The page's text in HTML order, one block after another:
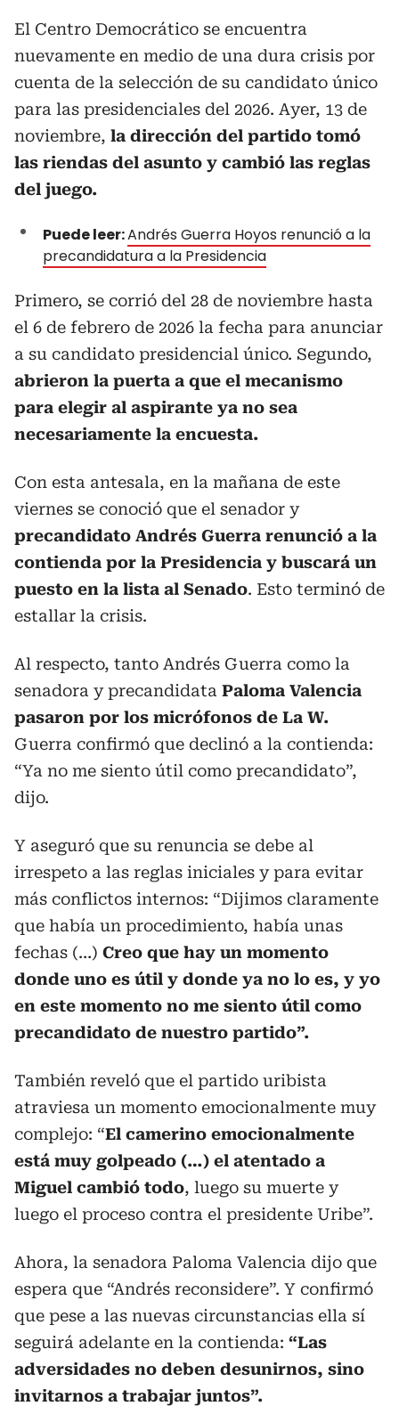
El Centro Democrático se encuentra
nuevamente en medio de una dura crisis por
cuenta de la selección de su candidato único
para las presidenciales del 2026. Ayer, 13 de
noviembre, la dirección del partido tomó
las riendas del asunto y cambió las reglas
del juego.
Puede leer:Andrés Guerra Hoyos renunció a la
precandidatura a la Presidencia
Primero, se corrió del 28 de noviembre hasta
el 6 de febrero de 2026 la fecha para anunciar
a su candidato presidencial único. Segundo,
abrieron la puerta a que el mecanismo
para elegir al aspirante ya no sea
necesariamente la encuesta.
Con esta antesala, en la mañana de este
viernes se conoció que el senador y
precandidato Andrés Guerra renunció a la
contienda por la Presidencia y buscará un
puesto en la lista al Senado. Esto terminó de
estallar la crisis.
Al respecto, tanto Andrés Guerra como la
senadora y precandidata Paloma Valencia
pasaron por los micrófonos de La W.
Guerra confirmó que declinó a la contienda:
“Ya no me siento útil como precandidato”,
dijo.
Y aseguró que su renuncia se debe al
irrespeto a las reglas iniciales y para evitar
más conflictos internos: “Dijimos claramente
que había un procedimiento, había unas
fechas (…) Creo que hay un momento
donde uno es útil y donde ya no lo es, y yo
en este momento no me siento útil como
precandidato de nuestro partido”.
También reveló que el partido uribista
atraviesa un momento emocionalmente muy
complejo: “El camerino emocionalmente
está muy golpeado (…) el atentado a
Miguel cambió todo, luego su muerte y
luego el proceso contra el presidente Uribe”.
Ahora, la senadora Paloma Valencia dijo que
espera que “Andrés reconsidere”. Y confirmó
que pese a las nuevas circunstancias ella sí
seguirá adelante en la contienda: “Las
adversidades no deben desunirnos, sino
invitarnos a trabajar juntos”.